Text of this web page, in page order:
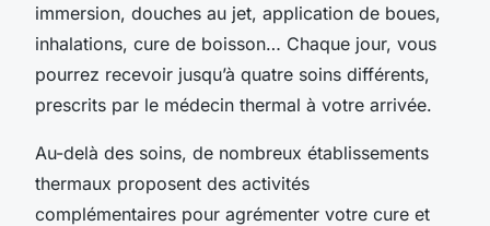
immersion, douches au jet, application de boues,
inhalations, cure de boisson… Chaque jour, vous
pourrez recevoir jusqu’à quatre soins différents,
prescrits par le médecin thermal à votre arrivée.
Au-delà des soins, de nombreux établissements
thermaux proposent des activités
complémentaires pour agrémenter votre cure et